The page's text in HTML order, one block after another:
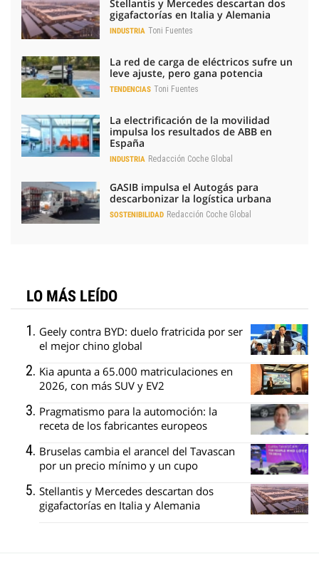
Stellantis y Mercedes descartan dos
gigafactorías en Italia y Alemania
INDUSTRIA Toni Fuentes
La red de carga de eléctricos sufre un
leve ajuste, pero gana potencia
TENDENCIAS Toni Fuentes
La electrificación de la movilidad
impulsa los resultados de ABB en
España
INDUSTRIA Redacción Coche Global
GASIB impulsa el Autogás para
descarbonizar la logística urbana
SOSTENIBILIDAD Redacción Coche Global
LO MÁS LEÍDO
Geely contra BYD: duelo fratricida por ser
el mejor chino global
Kia apunta a 65.000 matriculaciones en
2026, con más SUV y EV2
Pragmatismo para la automoción: la
receta de los fabricantes europeos
Bruselas cambia el arancel del Tavascan
por un precio mínimo y un cupo
Stellantis y Mercedes descartan dos
gigafactorías en Italia y Alemania